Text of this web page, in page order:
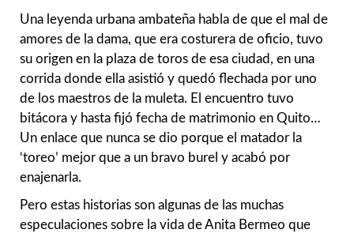
Una leyenda urbana ambateña habla de que el mal de
amores de la dama, que era costurera de oficio, tuvo
su origen en la plaza de toros de esa ciudad, en una
corrida donde ella asistió y quedó flechada por uno
de los maestros de la muleta. El encuentro tuvo
bitácora y hasta fijó fecha de matrimonio en Quito…
Un enlace que nunca se dio porque el matador la
‘toreo’ mejor que a un bravo burel y acabó por
enajenarla.
Pero estas historias son algunas de las muchas
especulaciones sobre la vida de Anita Bermeo que